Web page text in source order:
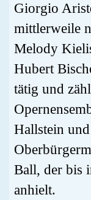
Giorgio
mittlerweile
Melody
Hubert
tätig und
Hallstein und
Ball, der bis
anhielt.